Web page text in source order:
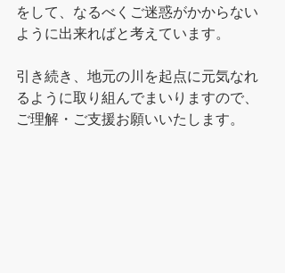
をして、なるべくご迷惑がかからない
ように出来ればと考えています。
引き続き、地元の川を起点に元気なれ
るように取り組んでまいりますので、
ご理解・ご支援お願いいたします。